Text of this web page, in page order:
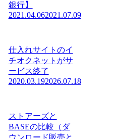
銀行】
2021.04.062021.07.09
仕入れサイトのイ
チオクネットがサ
ービス終了
2020.03.192026.07.18
ストアーズと
BASEの比較（ダ